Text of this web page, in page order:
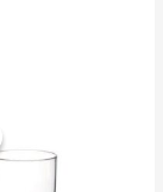
€.